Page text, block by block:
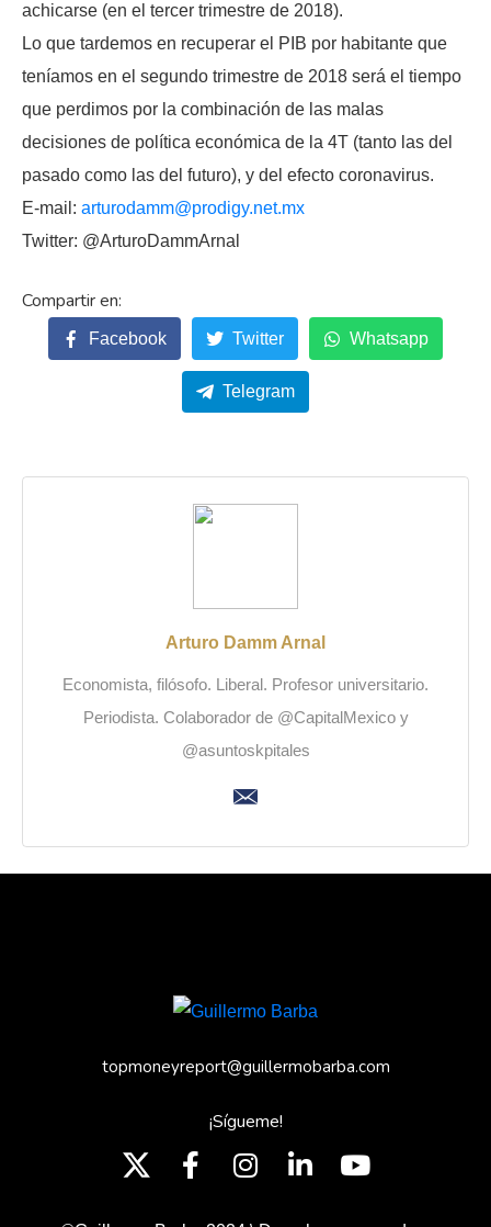
achicarse (en el tercer trimestre de 2018).
Lo que tardemos en recuperar el PIB por habitante que
teníamos en el segundo trimestre de 2018 será el tiempo
que perdimos por la combinación de las malas
decisiones de política económica de la 4T (tanto las del
pasado como las del futuro), y del efecto coronavirus.
E-mail: arturodamm@prodigy.net.mx
Twitter: @ArturoDammArnal
Facebook Twitter Whatsapp
Telegram
Arturo Damm Arnal
Economista, filósofo. Liberal. Profesor universitario.
Periodista. Colaborador de @CapitalMexico y
@asuntoskpitales
topmoneyreport@guillermobarba.com
¡Sígueme!